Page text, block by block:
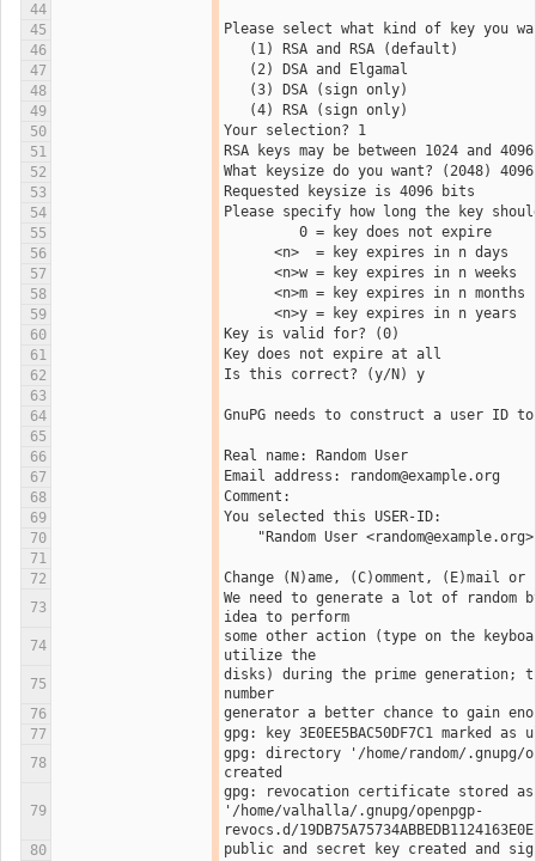
44
45
Please select what kind of key you
46
   (1) RSA and RSA (default)
47
   (2) DSA and Elgamal
48
   (3) DSA (sign only)
49
   (4) RSA (sign only)
50
Your selection? 1
51
RSA keys may be between 1024 and
52
What keysize do you want? (2048) 4096
53
Requested keysize is 4096 bits
54
Please specify how long the key
55
         0 = key does not expire
56
      <n>  = key expires in n days
57
      <n>w = key expires in n weeks
58
      <n>m = key expires in n months
59
      <n>y = key expires in n years
60
Key is valid for? (0)
61
Key does not expire at all
62
Is this correct? (y/N) y
63
64
GnuPG needs to construct a user ID
65
66
Real name: Random User
67
Email address: random@example.org
68
Comment:
69
You selected this USER-ID:
70
"Random User
71
72
Change (N)ame, (C)omment, (E)mail
73
We need to generate a lot of
idea to perform
74
some other action (type on the
utilize the
75
disks) during the prime generation;
number
76
generator a better chance to gain
77
gpg: key 3E0EE5BAC50DF7C1 marked
78
gpg: directory '/home/random/.gnupg/
created
79
gpg: revocation certificate stored as
'/home/valhalla/.gnupg/openpgp-
revocs.d/
80
public and secret key created and